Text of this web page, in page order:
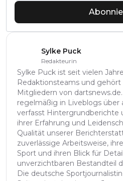
Sylke Puck
Redakteurin
Sylke Puck ist seit vielen
Redaktionsteams und
Mitgliedern von
regelmäßig in Liveblogs über
verfasst Hintergrundberichte
ihrer Erfahrung und
Qualität unserer
zuverlässige Arbeitsweise,
Sport und ihren Blick für
unverzichtbaren Bestandteil
Die deutsche